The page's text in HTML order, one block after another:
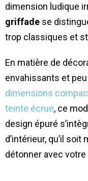
dimension ludique
griffade se
trop classiques et
En matière de
envahissants et
dimensions
teinte écrue, ce
design épuré
d’intérieur, qu’il
détonner avec